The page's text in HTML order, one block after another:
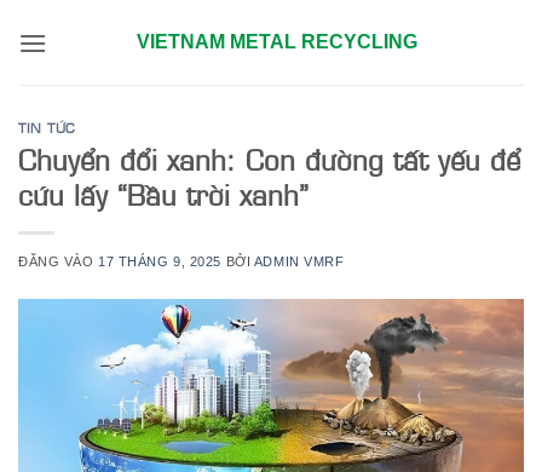
qua
VIETNAM METAL RECYCLING
TIN TỨC
Chuyển đổi xanh: Con đường tất yếu để
cứu lấy “Bầu trời xanh”
ĐĂNG VÀO 17 THÁNG 9, 2025 BỞI ADMIN VMRF